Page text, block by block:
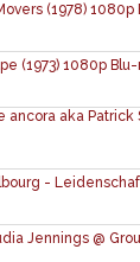
(1978) 1080p
(1973) 1080p
ancora aka
-
Jennings @